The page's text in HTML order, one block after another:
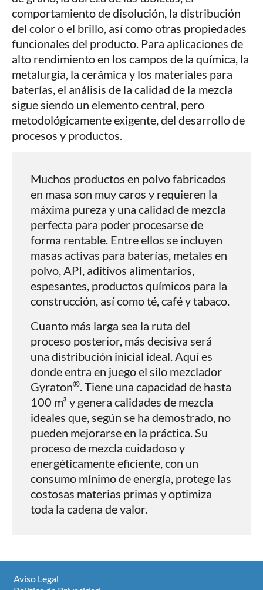
comportamiento de disolución, la distribución
del color o el brillo, así como otras propiedades
funcionales del producto. Para aplicaciones de
alto rendimiento en los campos de la química, la
metalurgia, la cerámica y los materiales para
baterías, el análisis de la calidad de la mezcla
sigue siendo un elemento central, pero
metodológicamente exigente, del desarrollo de
procesos y productos.
Muchos productos en polvo fabricados
en masa son muy caros y requieren la
máxima pureza y una calidad de mezcla
perfecta para poder procesarse de
forma rentable. Entre ellos se incluyen
masas activas para baterías, metales en
polvo, API, aditivos alimentarios,
espesantes, productos químicos para la
construcción, así como té, café y tabaco.
Cuanto más larga sea la ruta del
proceso posterior, más decisiva será
una distribución inicial ideal. Aquí es
donde entra en juego el silo mezclador
Gyraton®. Tiene una capacidad de hasta
100 m³ y genera calidades de mezcla
ideales que, según se ha demostrado, no
pueden mejorarse en la práctica. Su
proceso de mezcla cuidadoso y
energéticamente eficiente, con un
consumo mínimo de energía, protege las
costosas materias primas y optimiza
toda la cadena de valor.
Aviso Legal